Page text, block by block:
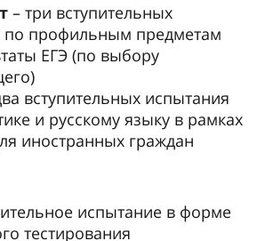
– три вступительных
по профильным предметам
ЕГЭ (по выбору
вступительных испытания
и русскому языку в рамках
иностранных граждан
испытание в форме
тестирования